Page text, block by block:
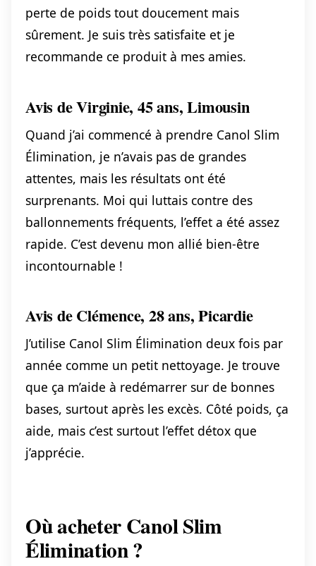
perte de poids tout doucement mais
sûrement. Je suis très satisfaite et je
recommande ce produit à mes amies.
Avis de Virginie, 45 ans, Limousin
Quand j’ai commencé à prendre Canol Slim
Élimination, je n’avais pas de grandes
attentes, mais les résultats ont été
surprenants. Moi qui luttais contre des
ballonnements fréquents, l’effet a été assez
rapide. C’est devenu mon allié bien-être
incontournable !
Avis de Clémence, 28 ans, Picardie
J’utilise Canol Slim Élimination deux fois par
année comme un petit nettoyage. Je trouve
que ça m’aide à redémarrer sur de bonnes
bases, surtout après les excès. Côté poids, ça
aide, mais c’est surtout l’effet détox que
j’apprécie.
Où acheter Canol Slim
Élimination ?